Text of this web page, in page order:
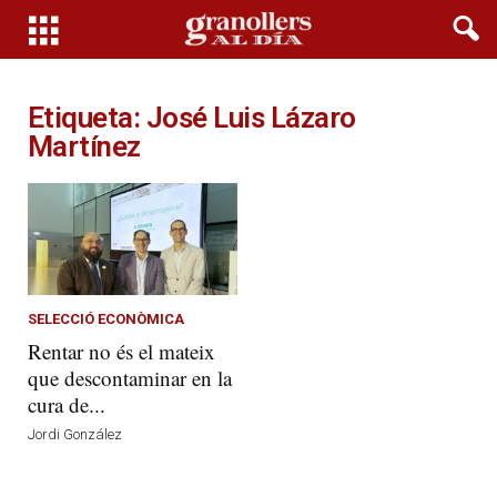
Etiqueta: José Luis Lázaro
Martínez
SELECCIÓ ECONÒMICA
Rentar no és el mateix
que descontaminar en la
cura de...
Jordi González